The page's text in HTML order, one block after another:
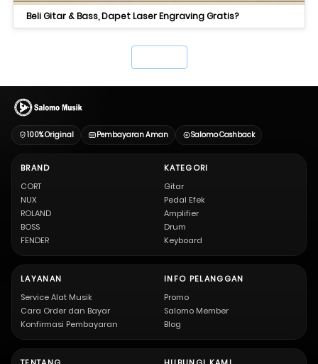
Beli Gitar & Bass, Dapet Laser Engraving Gratis?
100% Original Pembayaran Aman Salomo Cashback
BRAND
CORT
NUX
ROLAND
BOSS
FENDER
KATEGORI
Gitar
Pedal Efek
Amplifier
Drum
Keyboard
LAYANAN
Service Alat Musik
Cara Order dan Bayar
Konfirmasi Pembayaran
INFO PELANGGAN
Promo
Salomo Member
Blog